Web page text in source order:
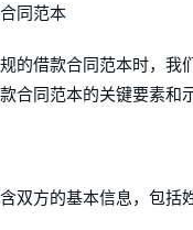
同范本
的借款合同范本时，我
合同范本的关键要素和
双方的基本信息，包括